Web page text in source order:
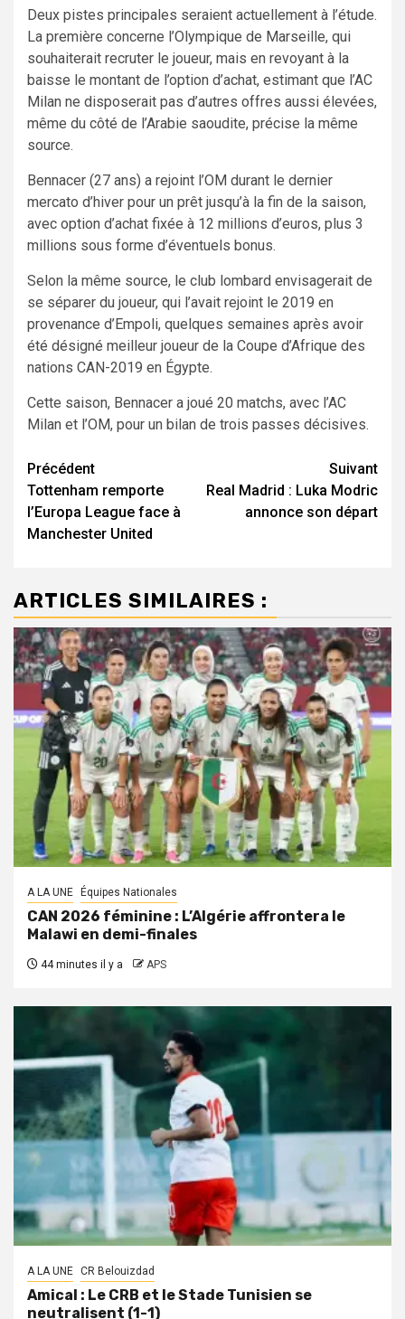
Deux pistes principales seraient actuellement à l’étude.
La première concerne l’Olympique de Marseille, qui
souhaiterait recruter le joueur, mais en revoyant à la
baisse le montant de l’option d’achat, estimant que l’AC
Milan ne disposerait pas d’autres offres aussi élevées,
même du côté de l’Arabie saoudite, précise la même
source.
Bennacer (27 ans) a rejoint l’OM durant le dernier
mercato d’hiver pour un prêt jusqu’à la fin de la saison,
avec option d’achat fixée à 12 millions d’euros, plus 3
millions sous forme d’éventuels bonus.
Selon la même source, le club lombard envisagerait de
se séparer du joueur, qui l’avait rejoint le 2019 en
provenance d’Empoli, quelques semaines après avoir
été désigné meilleur joueur de la Coupe d’Afrique des
nations CAN-2019 en Égypte.
Cette saison, Bennacer a joué 20 matchs, avec l’AC
Milan et l’OM, pour un bilan de trois passes décisives.
Navigation
d’article
Précédent
Tottenham remporte
l’Europa League face à
Manchester United
Suivant
Real Madrid : Luka Modric
annonce son départ
ARTICLES SIMILAIRES :
A LA UNE Équipes Nationales
CAN 2026 féminine : L’Algérie affrontera le
Malawi en demi-finales
44 minutes il y a APS
A LA UNE CR Belouizdad
Amical : Le CRB et le Stade Tunisien se
neutralisent (1-1)